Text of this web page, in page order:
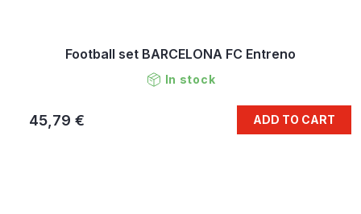
Football set BARCELONA FC Entreno
In stock
45,79 € ADD TO CART